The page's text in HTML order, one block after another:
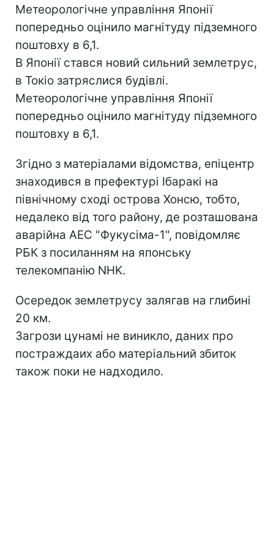
Метеорологічне управління Японії
попередньо оцінило магнітуду підземного
поштовху в 6,1.
В Японії стався новий сильний землетрус,
в Токіо затряслися будівлі.
Метеорологічне управління Японії
попередньо оцінило магнітуду підземного
поштовху в 6,1.
Згідно з матеріалами відомства, епіцентр
знаходився в префектурі Ібаракі на
північному сході острова Хонсю, тобто,
недалеко від того району, де розташована
аварійна АЕС "Фукусіма-1", повідомляє
РБК з посиланням на японську
телекомпанію NHK.
Осередок землетрусу залягав на глибині
20 км.
Загрози цунамі не виникло, даних про
постраждаих або матеріальний збиток
також поки не надходило.